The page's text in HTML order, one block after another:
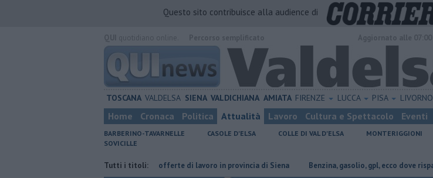
Questo sito contribuisce alla audience di
TOSCANA VALDELSA SIENA VALDICHIANA AMIATA FIRENZE LUCCA PISA LIVORNO
Home Cronaca Politica Attualità Lavoro Cultura e Spettacolo Eventi
BARBERINO-TAVARNELLE CASOLE D'ELSA COLLE DI VAL D'ELSA MONTERIGGIONI
SOVICILLE
Tutti i titoli:
​Tutte le offerte di lavoro in provincia di Siena ​Benzina, gasolio, gpl, ecco dove risparmiare